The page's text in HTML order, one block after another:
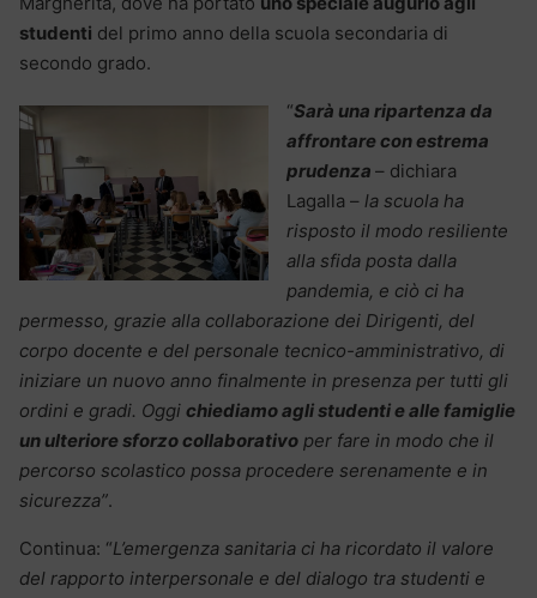
studenti del primo anno della scuola secondaria di
secondo grado.
“Sarà una ripartenza da
affrontare con estrema
prudenza – dichiara
Lagalla – la scuola ha
risposto il modo resiliente
alla sfida posta dalla
pandemia, e ciò ci ha
permesso, grazie alla collaborazione dei Dirigenti, del
corpo docente e del personale tecnico-amministrativo, di
iniziare un nuovo anno finalmente in presenza per tutti gli
ordini e gradi. Oggi chiediamo agli studenti e alle famiglie
un ulteriore sforzo collaborativo per fare in modo che il
percorso scolastico possa procedere serenamente e in
sicurezza”.
Continua: “L’emergenza sanitaria ci ha ricordato il valore
del rapporto interpersonale e del dialogo tra studenti e